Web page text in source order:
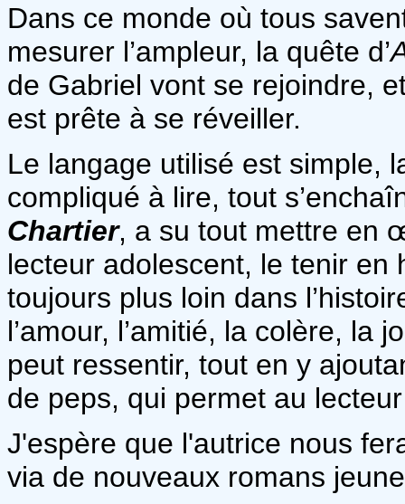
Dans ce monde où tous
mesurer l’ampleur, la quête d’
de Gabriel vont se rejoindre,
est prête à se réveiller.
Le langage utilisé est simple,
compliqué à lire, tout
Chartier, a su tout mettre en
lecteur adolescent, le tenir en
toujours plus loin dans
l’amour, l’amitié, la colère, la
peut ressentir, tout en y
de peps, qui permet au
J'espère que l'autrice nous
via de nouveaux romans